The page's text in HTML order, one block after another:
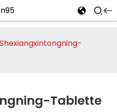
Shexiangxintongning-
Tablette